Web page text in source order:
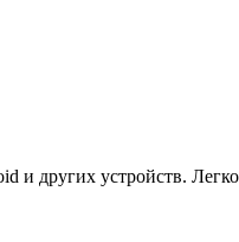
и других устройств.